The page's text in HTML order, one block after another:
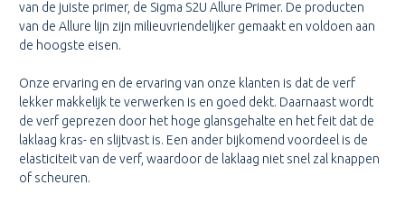
van de juiste primer, de Sigma S2U Allure Primer. De producten
van de Allure lijn zijn milieuvriendelijker gemaakt en voldoen aan
de hoogste eisen.
Onze ervaring en de ervaring van onze klanten is dat de verf
lekker makkelijk te verwerken is en goed dekt. Daarnaast wordt
de verf geprezen door het hoge glansgehalte en het feit dat de
laklaag kras- en slijtvast is. Een ander bijkomend voordeel is de
elasticiteit van de verf, waardoor de laklaag niet snel zal knappen
of scheuren.